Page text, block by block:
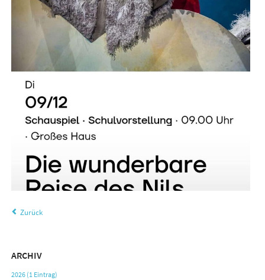
Zurück
ARCHIV
2026 (1 Eintrag)